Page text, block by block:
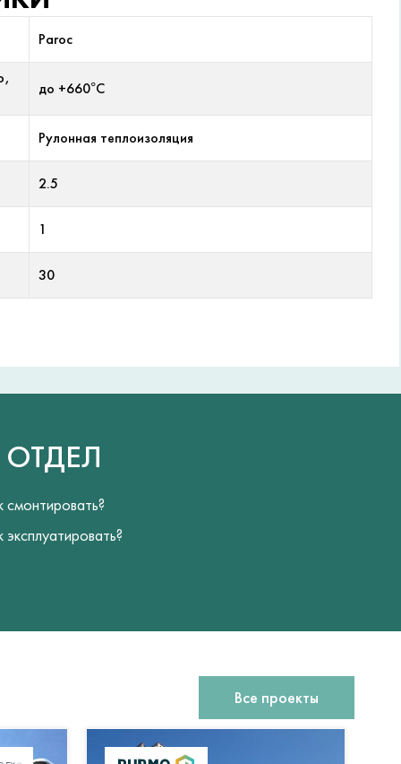
Paroc
до +660°С
Рулонная теплоизоляция
2.5
1
30
ОТДЕЛ
смонтировать?
эксплуатировать?
Все проекты